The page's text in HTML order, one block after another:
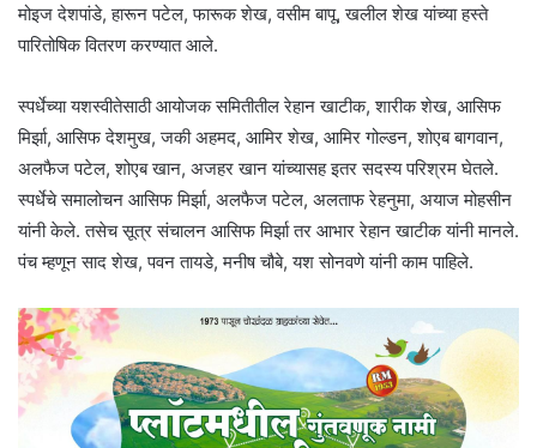
मोइज देशपांडे, हारून पटेल, फारूक शेख, वसीम बापू, खलील शेख यांच्या हस्ते
पारितोषिक वितरण करण्यात आले.
स्पर्धेच्या यशस्वीतेसाठी आयोजक समितीतील रेहान खाटीक, शारीक शेख, आसिफ
मिर्झा, आसिफ देशमुख, जकी अहमद, आमिर शेख, आमिर गोल्डन, शोएब बागवान,
अलफैज पटेल, शोएब खान, अजहर खान यांच्यासह इतर सदस्य परिश्रम घेतले.
स्पर्धेचे समालोचन आसिफ मिर्झा, अलफैज पटेल, अलताफ रेहनुमा, अयाज मोहसीन
यांनी केले. तसेच सूत्र संचालन आसिफ मिर्झा तर आभार रेहान खाटीक यांनी मानले.
पंच म्हणून साद शेख, पवन तायडे, मनीष चौबे, यश सोनवणे यांनी काम पाहिले.